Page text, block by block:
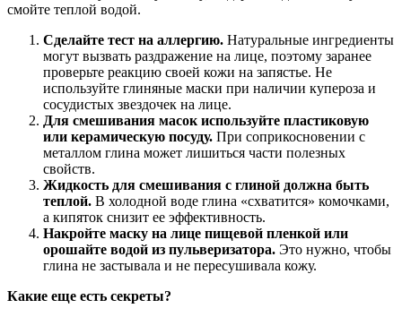
смойте теплой водой.
Сделайте тест на аллергию. Натуральные ингредиенты
могут вызвать раздражение на лице, поэтому заранее
проверьте реакцию своей кожи на запястье. Не
используйте глиняные маски при наличии купероза и
сосудистых звездочек на лице.
Для смешивания масок используйте пластиковую
или керамическую посуду. При соприкосновении с
металлом глина может лишиться части полезных
свойств.
Жидкость для смешивания с глиной должна быть
теплой. В холодной воде глина «схватится» комочками,
а кипяток снизит ее эффективность.
Накройте маску на лице пищевой пленкой или
орошайте водой из пульверизатора. Это нужно, чтобы
глина не застывала и не пересушивала кожу.
Какие еще есть секреты?